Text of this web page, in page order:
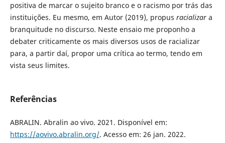
positiva de marcar o sujeito branco e o racismo por trás das
instituições. Eu mesmo, em Autor (2019), propus racializar a
branquitude no discurso. Neste ensaio me proponho a
debater criticamente os mais diversos usos de racializar
para, a partir daí, propor uma crítica ao termo, tendo em
vista seus limites.
Referências
ABRALIN. Abralin ao vivo. 2021. Disponível em:
https://aovivo.abralin.org/. Acesso em: 26 jan. 2022.